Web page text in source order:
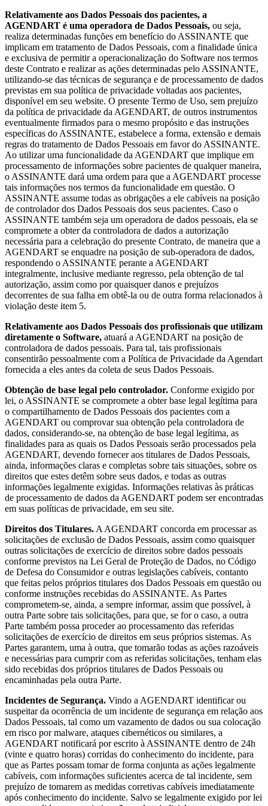
Relativamente aos Dados Pessoais dos pacientes, a
AGENDART é uma operadora de Dados Pessoais, ou seja,
realiza determinadas funções em benefício do ASSINANTE que
implicam em tratamento de Dados Pessoais, com a finalidade única
e exclusiva de permitir a operacionalização do Software nos termos
deste Contrato e realizar as ações determinadas pelo ASSINANTE,
utilizando-se das técnicas de segurança e de processamento de dados
previstas em sua política de privacidade voltadas aos pacientes,
disponível em seu website. O presente Termo de Uso, sem prejuízo
da política de privacidade da AGENDART, de outros instrumentos
eventualmente firmados para o mesmo propósito e das instruções
específicas do ASSINANTE, estabelece a forma, extensão e demais
regras do tratamento de Dados Pessoais em favor do ASSINANTE.
Ao utilizar uma funcionalidade da AGENDART que implique em
processamento de informações sobre pacientes de qualquer maneira,
o ASSINANTE dará uma ordem para que a AGENDART processe
tais informações nos termos da funcionalidade em questão. O
ASSINANTE assume todas as obrigações a ele cabíveis na posição
de controlador dos Dados Pessoais dos seus pacientes. Caso o
ASSINANTE também seja um operadora de dados pessoais, ela se
compromete a obter da controladora de dados a autorização
necessária para a celebração do presente Contrato, de maneira que a
AGENDART se enquadre na posição de sub-operadora de dados,
respondendo o ASSINANTE perante a AGENDART
integralmente, inclusive mediante regresso, pela obtenção de tal
autorização, assim como por quaisquer danos e prejuízos
decorrentes de sua falha em obtê-la ou de outra forma relacionados à
violação deste item 5.
Relativamente aos Dados Pessoais dos profissionais que utilizam
diretamente o Software, atuará a AGENDART na posição de
controladora de dados pessoais. Para tal, tais profissionais
consentirão pessoalmente com a Política de Privacidade da Agendart
fornecida a eles antes da coleta de seus Dados Pessoais.
Obtenção de base legal pelo controlador. Conforme exigido por
lei, o ASSINANTE se compromete a obter base legal legítima para
o compartilhamento de Dados Pessoais dos pacientes com a
AGENDART ou comprovar sua obtenção pela controladora de
dados, considerando-se, na obtenção de base legal legítima, as
finalidades para as quais os Dados Pessoais serão processados pela
AGENDART, devendo fornecer aos titulares de Dados Pessoais,
ainda, informações claras e completas sobre tais situações, sobre os
direitos que estes detêm sobre seus dados, e todas as outras
informações legalmente exigidas. Informações relativas às práticas
de processamento de dados da AGENDART podem ser encontradas
em suas políticas de privacidade, em seu site.
Direitos dos Titulares. A AGENDART concorda em processar as
solicitações de exclusão de Dados Pessoais, assim como quaisquer
outras solicitações de exercício de direitos sobre dados pessoais
conforme previstos na Lei Geral de Proteção de Dados, no Código
de Defesa do Consumidor e outras legislações cabíveis, contanto
que feitas pelos próprios titulares dos Dados Pessoais em questão ou
conforme instruções recebidas do ASSINANTE. As Partes
comprometem-se, ainda, a sempre informar, assim que possível, à
outra Parte sobre tais solicitações, para que, se for o caso, a outra
Parte também possa proceder ao processamento das referidas
solicitações de exercício de direitos em seus próprios sistemas. As
Partes garantem, uma à outra, que tomarão todas as ações razoáveis
e necessárias para cumprir com as referidas solicitações, tenham elas
sido recebidas dos próprios titulares de Dados Pessoais ou
encaminhadas pela outra Parte.
Incidentes de Segurança. Vindo a AGENDART identificar ou
suspeitar da ocorrência de um incidente de segurança em relação aos
Dados Pessoais, tal como um vazamento de dados ou sua colocação
em risco por malware, ataques cibernéticos ou similares, a
AGENDART notificará por escrito à ASSINANTE dentro de 24h
(vinte e quatro horas) corridas do conhecimento do incidente, para
que as Partes possam tomar de forma conjunta as ações legalmente
cabíveis, com informações suficientes acerca de tal incidente, sem
prejuízo de tomarem as medidas corretivas cabíveis imediatamente
após conhecimento do incidente. Salvo se legalmente exigido por lei